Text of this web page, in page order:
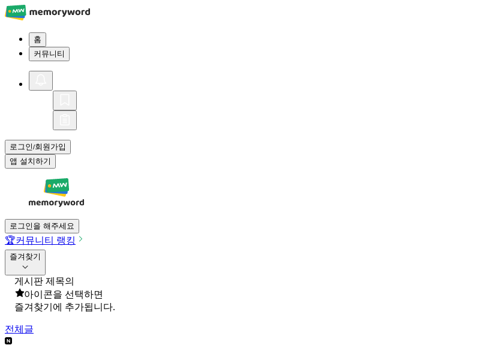
홈
커뮤니티
로그인/회원가입
앱 설치하기
로그인을 해주세요
🏆커뮤니티 랭킹
즐겨찾기
게시판 제목의
아이콘을 선택하면
즐겨찾기에 추가됩니다.
전체글